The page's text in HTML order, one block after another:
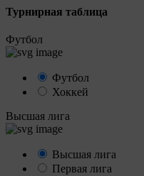
Турнирная таблица
Футбол
Футбол
Хоккей
Высшая лига
Высшая лига
Первая лига